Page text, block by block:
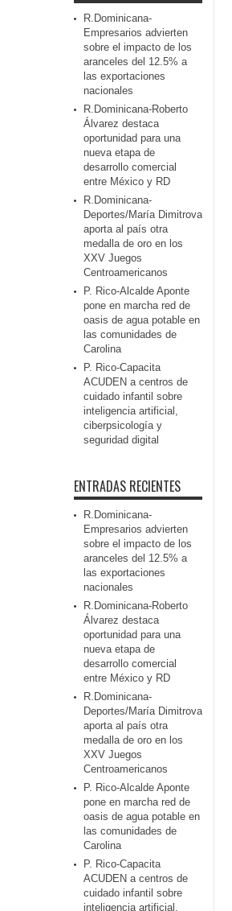
R.Dominicana-
Empresarios advierten
sobre el impacto de los
aranceles del 12.5% a
las exportaciones
nacionales
R.Dominicana-Roberto
Álvarez destaca
oportunidad para una
nueva etapa de
desarrollo comercial
entre México y RD
R.Dominicana-
Deportes/María Dimitrova
aporta al país otra
medalla de oro en los
XXV Juegos
Centroamericanos
P. Rico-Alcalde Aponte
pone en marcha red de
oasis de agua potable en
las comunidades de
Carolina
P. Rico-Capacita
ACUDEN a centros de
cuidado infantil sobre
inteligencia artificial,
ciberpsicología y
seguridad digital
ENTRADAS RECIENTES
R.Dominicana-
Empresarios advierten
sobre el impacto de los
aranceles del 12.5% a
las exportaciones
nacionales
R.Dominicana-Roberto
Álvarez destaca
oportunidad para una
nueva etapa de
desarrollo comercial
entre México y RD
R.Dominicana-
Deportes/María Dimitrova
aporta al país otra
medalla de oro en los
XXV Juegos
Centroamericanos
P. Rico-Alcalde Aponte
pone en marcha red de
oasis de agua potable en
las comunidades de
Carolina
P. Rico-Capacita
ACUDEN a centros de
cuidado infantil sobre
inteligencia artificial,